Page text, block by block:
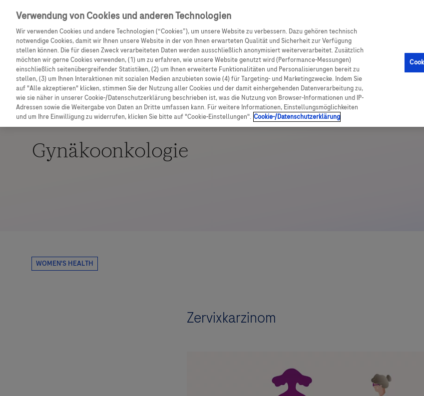
Entdecken Sie weitere exklusive Vorteile mit dem Fachportal
Gynäkoonkologie
Zervixkarzinom
Verwendung von Cookies und anderen Technologien
Wir verwenden Cookies und andere Technologien (“Cookies”), um unsere Website zu verbessern. Dazu gehören technisch
notwendige Cookies, damit wir Ihnen unsere Website in der von Ihnen erwarteten Qualität und Sicherheit zur Verfügung
stellen können. Die für diesen Zweck verarbeiteten Daten werden ausschließlich anonymisiert weiterverarbeitet. Zusätzlich
möchten wir gerne Cookies verwenden, (1) um zu erfahren, wie unsere Website genutzt wird (Performance-Messungen)
einschließlich seitenübergreifender Statistiken, (2) um Ihnen erweiterte Funktionalitäten und Personalisierungen bereit zu
stellen, (3) um Ihnen Interaktionen mit sozialen Medien anzubieten sowie (4) für Targeting- und Marketingzwecke. Indem Sie
auf "Alle akzeptieren" klicken, stimmen Sie der Nutzung aller Cookies und der damit einhergehenden Datenverarbeitung zu,
wie sie näher in unserer Cookie-/Datenschutzerklärung beschrieben ist, was die Nutzung von Browser-Informationen und IP-
Adressen sowie die Weitergabe von Daten an Dritte umfassen kann. Für weitere Informationen, Einstellungsmöglichkeiten
und um Ihre Einwilligung zu widerrufen, klicken Sie bitte auf "Cookie-Einstellungen". Cookie-/Datenschutzerklärung